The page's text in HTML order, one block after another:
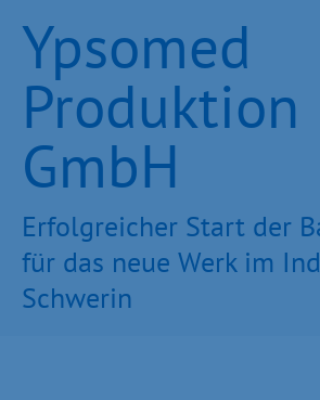
Ypsomed
Produktion
GmbH
Erfolgreicher Start der
für das neue Werk im
Schwerin